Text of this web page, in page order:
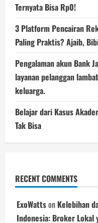
Ternyata Bisa Rp0!
3 Platform Pencairan
Paling Praktis? Ajaib,
Pengalaman akun Bank
layanan pelanggan
keluarga.
Belajar dari Kasus
Tak Bisa
RECENT COMMENTS
ExoWattson Kelebihan
Indonesia: Broker Lokal